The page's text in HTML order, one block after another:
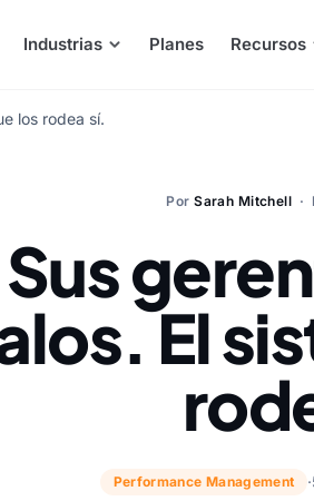
Industrias Planes Recursos
los rodea sí.
PorSarah Mitchell ·
Sus
El
Performance Management ·